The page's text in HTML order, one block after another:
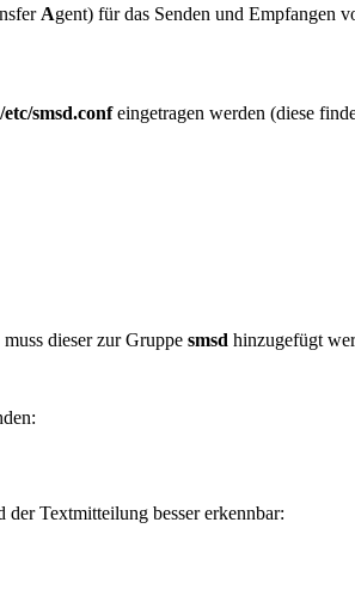
Agent) für das Senden und Empfangen
/etc/smsd.confeingetragen werden (diese
dieser zur Gruppe smsd hinzugefügt
Textmitteilung besser erkennbar: